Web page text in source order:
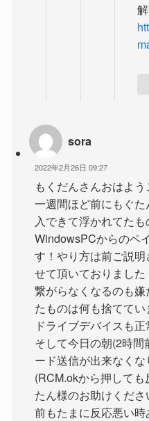
sora
2022年2月26日 09:27
もくだんさんおはよう
一週間ほど前にもぐ
入できて浮かれてたも
WindowsPCからのペ
す！やり方は前ご説
せて頂いておりました
繋がらなくなるのも
たものは何も捨ててい
ドライブデバイスも
そして今日の朝(2時間
ード送信が出来なくな
(RCM.okから押して
たん様のお助けくださ
前もたまに反応悪い時